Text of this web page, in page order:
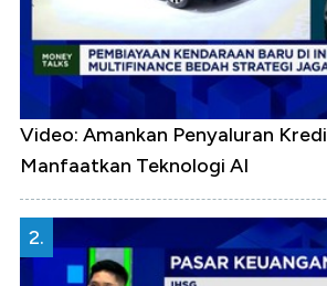
Video: Amankan Penyaluran
Manfaatkan Teknologi AI
2.